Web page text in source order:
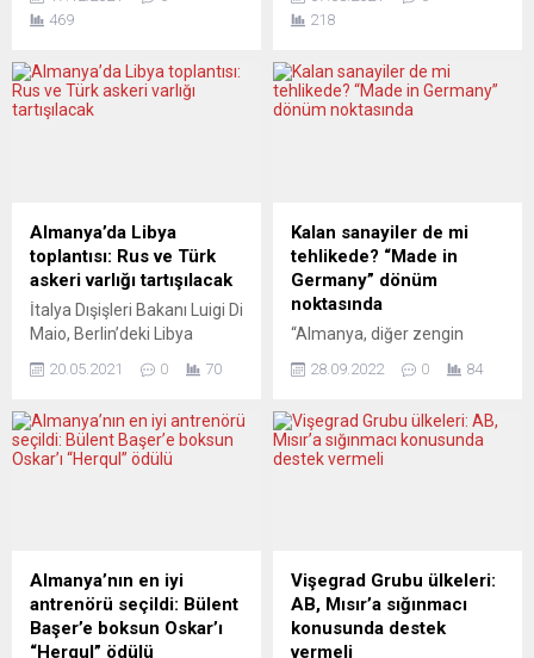
olan sığınmacılarla ilgili
krizde, Avrupa İltica Destek
arıyor. Yerel basına göre,
Belçika Göç ve İlticadan
Destek Ofisi (EASO) Başkanı
Nina Gregori arasında bir
anlaşma imzalandı. İlk...
469
Avrupa’dan da yardım
kampanyalarına start verildi.
Berlin Birliği, genel merkezin
bilgisi dahilinde, Antalya ve
Bağışların, CHP Bund in
Berlin hesabına “Türkiye
Yardım” yazarak havale
edilebileceği, bununla ilgili
de.facebook.com/Chp.Bln”
adresi üzerinden
218
Almanya’da Libya
toplantısı: Rus ve Türk
askeri varlığı tartışılacak
İtalya Dışişleri Bakanı Luigi Di
Maio, Berlin’deki Libya
toplantının bakanlar
yapılacağını bildirdi. Luigi Di
Maio, İtalyan
değerlendirmelerde
bulundu. Libya ile ilgili
gelişmelere de değinen Di
Maio, 26 Mayıs’ta Bingazi
20.05.2021 0 70
Kalan sanayiler de mi
tehlikede? “Made in
Germany” dönüm
noktasında
“Almanya, diğer zengin
maliyetlerle baş edemeyen
Tekstil endüstrisi, ayakkabı
endüstrisi, saat endüstrisi
görünmüyor. Almanya,
Rusya dışında harıl harıl
doğalgaz tedarikçisi arıyor.
Gözler önce Afrika’ya
28.09.2022 0 84
Almanya’nın en iyi
antrenörü seçildi: Bülent
Başer’e boksun Oskar’ı
“Herqul” ödülü
Vişegrad Grubu ülkeleri:
AB, Mısır’a sığınmacı
konusunda destek
vermeli